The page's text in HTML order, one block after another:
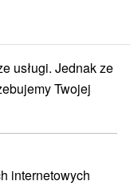
Zámčisko – Lipky
usługi. Jednak ze
Twojej
internetowych